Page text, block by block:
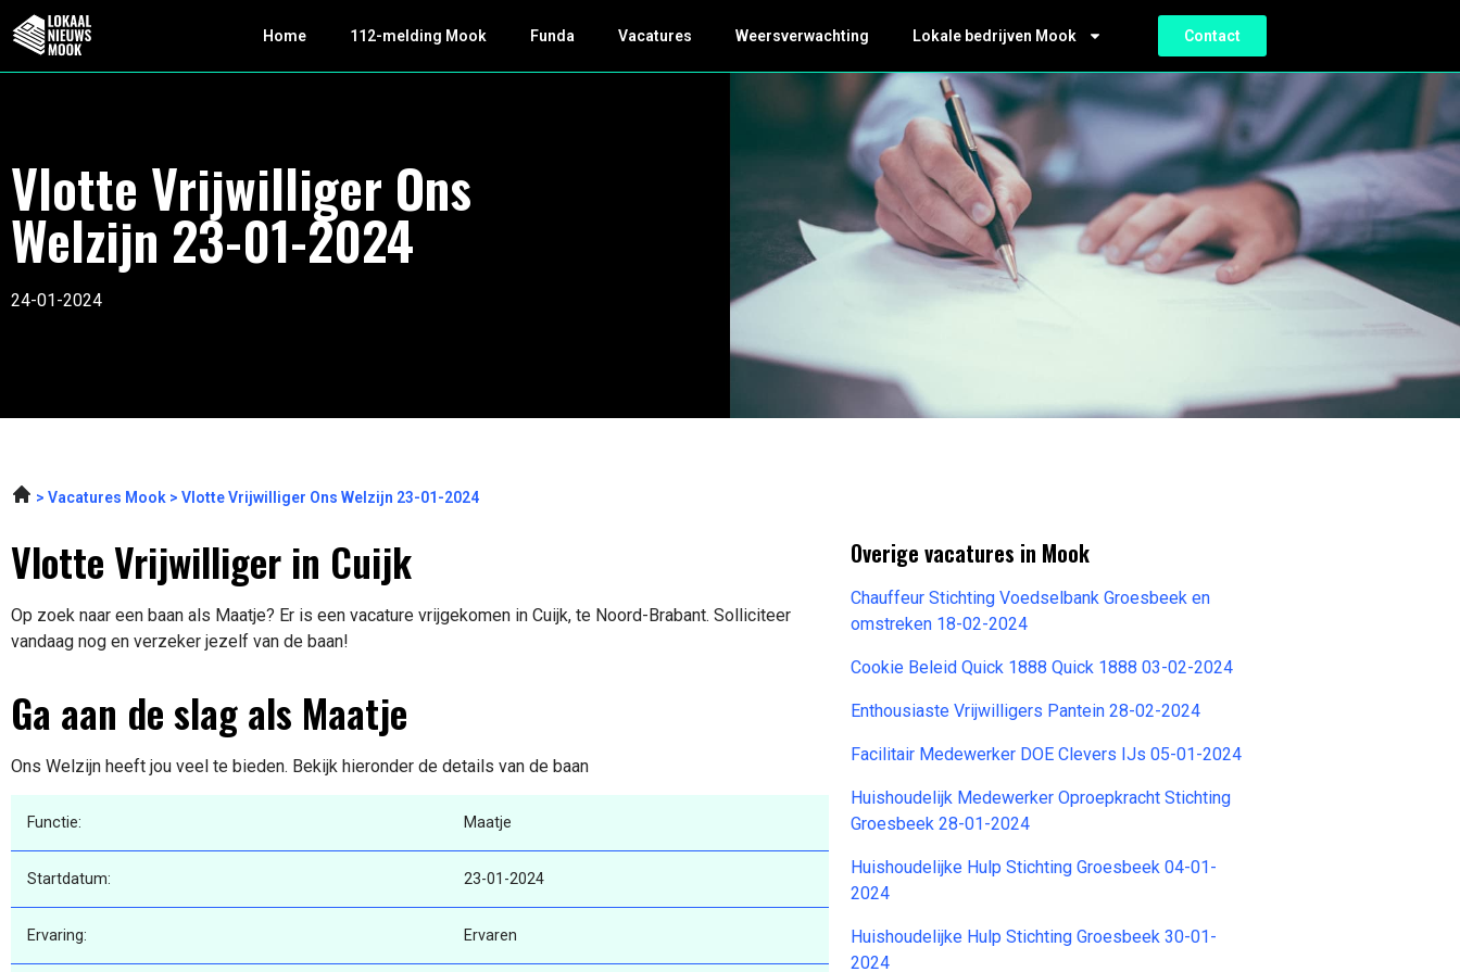
Home 112-melding Mook Funda Vacatures Weersverwachting Lokale bedrijven Mook Contact
Vlotte Vrijwilliger Ons
Welzijn 23-01-2024
24-01-2024
Vacatures Mook Vlotte Vrijwilliger Ons Welzijn 23-01-2024
Vlotte Vrijwilliger in Cuijk
Op zoek naar een baan als Maatje? Er is een vacature vrijgekomen in Cuijk, te Noord-Brabant. Solliciteer
vandaag nog en verzeker jezelf van de baan!
Ga aan de slag als Maatje
Ons Welzijn heeft jou veel te bieden. Bekijk hieronder de details van de baan
Functie: Maatje
Startdatum: 23-01-2024
Ervaring: Ervaren
Overige vacatures in Mook
Chauffeur Stichting Voedselbank Groesbeek en
omstreken 18-02-2024
Cookie Beleid Quick 1888 Quick 1888 03-02-2024
Enthousiaste Vrijwilligers Pantein 28-02-2024
Facilitair Medewerker DOE Clevers IJs 05-01-2024
Huishoudelijk Medewerker Oproepkracht Stichting
Groesbeek 28-01-2024
Huishoudelijke Hulp Stichting Groesbeek 04-01-
2024
Huishoudelijke Hulp Stichting Groesbeek 30-01-
2024